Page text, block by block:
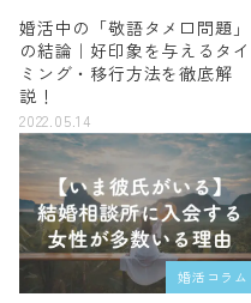
婚活中の「敬語タメ口問題」
の結論｜好印象を与えるタイ
ミング・移行方法を徹底解
説！
2022.05.14
婚活コラム